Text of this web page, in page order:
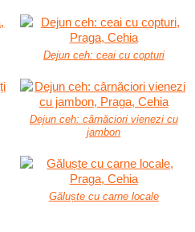
Dejun ceh: ceai cu copturi
Dejun ceh: cârnăciori vienezi cu
jambon
Găluște cu carne locale